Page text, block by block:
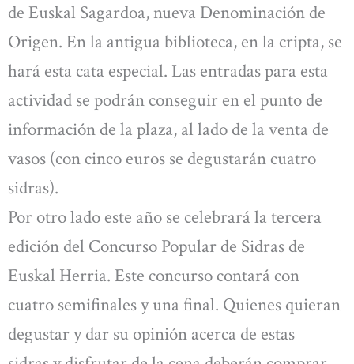
de Euskal Sagardoa, nueva Denominación de
Origen. En la antigua biblioteca, en la cripta, se
hará esta cata especial. Las entradas para esta
actividad se podrán conseguir en el punto de
información de la plaza, al lado de la venta de
vasos (con cinco euros se degustarán cuatro
sidras).
Por otro lado este año se celebrará la tercera
edición del Concurso Popular de Sidras de
Euskal Herria. Este concurso contará con
cuatro semifinales y una final. Quienes quieran
degustar y dar su opinión acerca de estas